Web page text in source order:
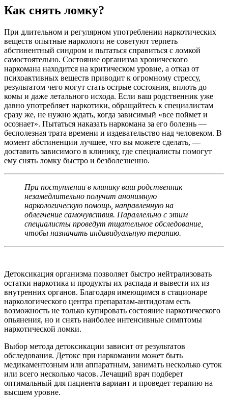
Как снять ломку?
При длительном и регулярном употреблении наркотических
веществ опытные наркологи не советуют терпеть
абстинентный синдром и пытаться справиться с ломкой
самостоятельно. Состояние организма хронического
наркомана находится на критическом уровне, а отказ от
психоактивных веществ приводит к огромному стрессу,
результатом чего могут стать острые состояния, вплоть до
комы и даже летального исхода. Если ваш родственник уже
давно употребляет наркотики, обращайтесь к специалистам
сразу же, не нужно ждать, когда зависимый «все поймет и
осознает». Пытаться наказать наркомана за его болезнь —
бесполезная трата времени и издевательство над человеком. В
момент абстиненции лучшее, что вы можете сделать, —
доставить зависимого в клинику, где специалисты помогут
ему снять ломку быстро и безболезненно.
При поступлении в клинику ваш родственник
незамедлительно получит анонимную
наркологическую помощь, направленную на
облегчение самочувствия. Параллельно с этим
специалисты проведут тщательное обследование,
чтобы назначить индивидуальную терапию.
Детоксикация организма позволяет быстро нейтрализовать
остатки наркотика и продукты их распада и вывести их из
внутренних органов. Благодаря имеющимся в стационаре
наркологического центра препаратам-антидотам есть
возможность не только купировать состояние наркотического
опьянения, но и снять наиболее интенсивные симптомы
наркотической ломки.
Выбор метода детоксикации зависит от результатов
обследования. Детокс при наркомании может быть
медикаментозным или аппаратным, занимать несколько суток
или всего несколько часов. Лечащий врач подберет
оптимальный для пациента вариант и проведет терапию на
высшем уровне.